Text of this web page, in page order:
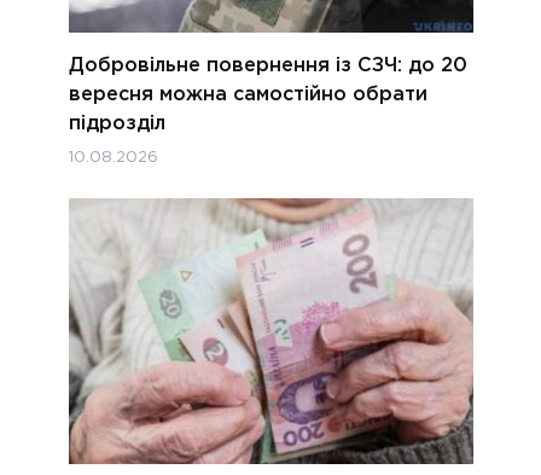
Добровільне повернення із СЗЧ: до 20
вересня можна самостійно обрати
підрозділ
10.08.2026